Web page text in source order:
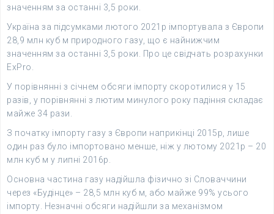
значенням за останні 3,5 роки.
Україна за підсумками лютого 2021р імпортувала з Європи
28,9 млн куб м природного газу, що є найнижчим
значенням за останні 3,5 роки. Про це свідчать розрахунки
ExPro.
У порівнянні з січнем обсяги імпорту скоротилися у 15
разів, у порівнянні з лютим минулого року падіння складає
майже 34 рази.
З початку імпорту газу з Європи наприкінці 2015р, лише
один раз було імпортовано менше, ніж у лютому 2021р – 20
млн куб м у липні 2016р.
Основна частина газу надійшла фізично зі Словаччини
через «Будінце» – 28,5 млн куб м, або майже 99% усього
імпорту. Незначні обсяги надійшли за механізмом